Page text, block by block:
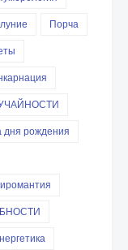
Порча
дня рождения